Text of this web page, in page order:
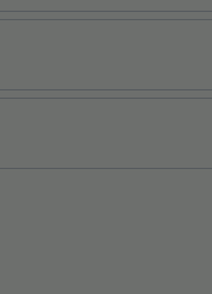
18,71 per stuk
€ 17,47 per stuk